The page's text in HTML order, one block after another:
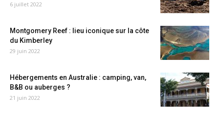
6 juillet 2022
Montgomery Reef : lieu iconique sur la côte
du Kimberley
29 juin 2022
Hébergements en Australie : camping, van,
B&B ou auberges ?
21 juin 2022